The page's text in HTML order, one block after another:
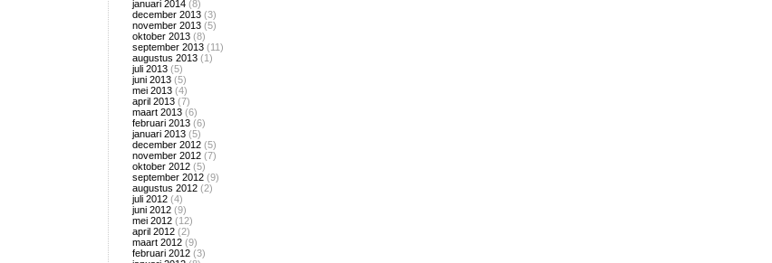
januari 2014 (8)
december 2013 (3)
november 2013 (5)
oktober 2013 (8)
september 2013 (11)
augustus 2013 (1)
juli 2013 (5)
juni 2013 (5)
mei 2013 (4)
april 2013 (7)
maart 2013 (6)
februari 2013 (6)
januari 2013 (5)
december 2012 (5)
november 2012 (7)
oktober 2012 (5)
september 2012 (9)
augustus 2012 (2)
juli 2012 (4)
juni 2012 (9)
mei 2012 (12)
april 2012 (2)
maart 2012 (9)
februari 2012 (3)